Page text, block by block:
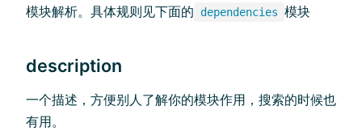
模块解析。具体规则见下面的 dependencies 模块
description
一个描述，方便别人了解你的模块作用，搜索的时候也
有用。